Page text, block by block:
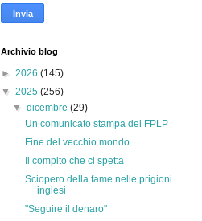
Archivio blog
► 2026 (145)
▼ 2025 (256)
▼dicembre(29)
Un comunicato stampa del FPLP
Fine del vecchio mondo
Il compito che ci spetta
Sciopero della fame nelle prigioni
inglesi
"Seguire il denaro"